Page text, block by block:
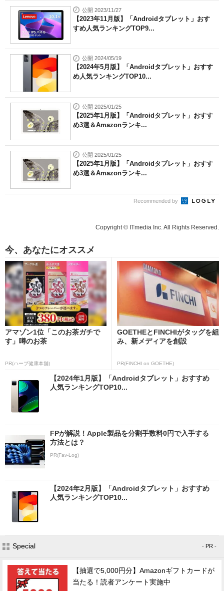
公開 2023/11/27
【2023年11月版】「Androidタブレット」おす
すめ人気ランキングTOP9...
公開 2024/05/19
【2024年5月版】「Androidタブレット」おすす
め人気ランキングTOP10...
公開 2025/01/25
【2025年1月版】「Androidタブレット」おすす
め3選＆Amazonランキ...
公開 2025/01/25
【2025年1月版】「Androidタブレット」おすす
め3選＆Amazonランキ...
Recommended by
Copyright © ITmedia Inc. All Rights Reserved.
今、あなたにオススメ
アマゾン1位「このお茶ガチで
す」噂のお茶
PR(ハーブ健康本舗)
GOETHEとFINCHIがタッグを組
み、新メディアを創設
PR(FINCHI on GOETHE)
【2024年1月版】「Androidタブレット」おすすめ
人気ランキングTOP10...
FPが解説！Apple製品を分割手数料0円で入手する
方法とは？
PR(Fav-Log)
【2024年2月版】「Androidタブレット」おすすめ
人気ランキングTOP10...
Special - PR -
【抽選で5,000円分】Amazonギフトカードが
当たる！読者アンケート実施中